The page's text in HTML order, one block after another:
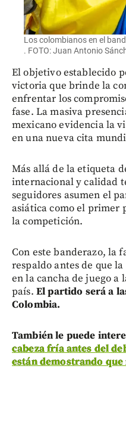
Los colombianos en el
. FOTO: Juan Antonio
El objetivo establecido
victoria que brinde la
enfrentar los
fase. La masiva
mexicano evidencia la
en una nueva cita
Más allá de la etiqueta
internacional y calidad
seguidores asumen el
asiática como el primer
la competición.
Con este banderazo, la
respaldo antes de que
en la cancha de juego a
país. El partido será a
Colombia.
También le puede
cabeza fría antes del
están demostrando